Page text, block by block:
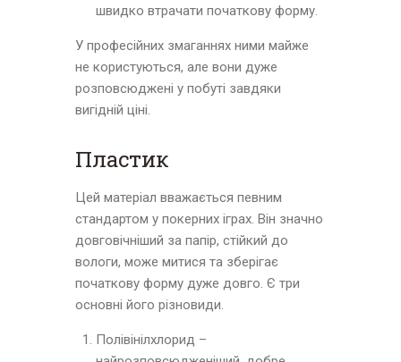
швидко втрачати початкову форму.
У професійних змаганнях ними майже
не користуються, але вони дуже
розповсюджені у побуті завдяки
вигідній ціні.
Пластик
Цей матеріал вважається певним
стандартом у покерних іграх. Він значно
довговічніший за папір, стійкий до
вологи, може митися та зберігає
початкову форму дуже довго. Є три
основні його різновиди.
Полівінілхлорид –